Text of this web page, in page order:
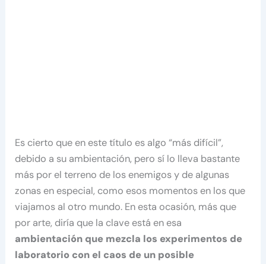
Es cierto que en este título es algo “más difícil”,
debido a su ambientación, pero sí lo lleva bastante
más por el terreno de los enemigos y de algunas
zonas en especial, como esos momentos en los que
viajamos al otro mundo. En esta ocasión, más que
por arte, diría que la clave está en esa
ambientación que mezcla los experimentos de
laboratorio con el caos de un posible